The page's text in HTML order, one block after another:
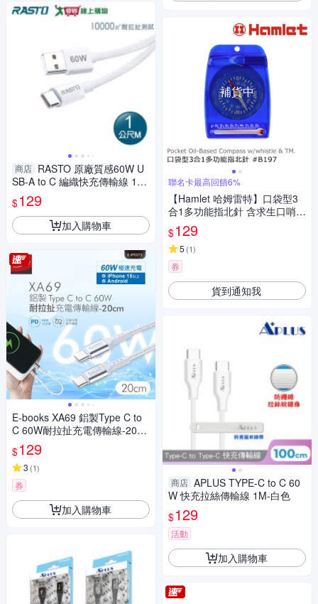
商店 RASTO 原廠質感60W U
SB-A to C 編織快充傳輸線 1M
RX72【愛買】
$129
加入購物車
E-books XA69 鋁製Type C to
C 60W耐拉扯充電傳輸線-20c
m
$129
3 (1)
券
加入購物車
補貨中
聯名卡最高回饋6%
【Hamlet 哈姆雷特】口袋型3
合1多功能指北針 含求生口哨&
溫度計【B197】
$129
5 (1)
券
貨到通知我
商店 APLUS TYPE-C to C 60
W 快充拉絲傳輸線 1M-白色
$129
活動
加入購物車